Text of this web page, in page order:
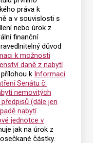
práva k
a v souvislosti s
nebo úrok z
finanční
důvod
k možnosti
daně z nabytí
k Informaci
Senátu č.
nemovitých
(dále jen
nabytí
jednotce v
jak na úrok z
částky.